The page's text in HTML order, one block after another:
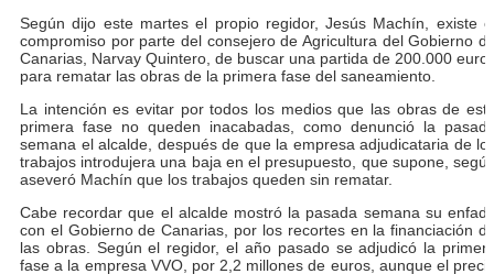
Según dijo este martes el propio regidor, Jesús Machín, existe
compromiso por parte del consejero de Agricultura del Gobierno
Canarias, Narvay Quintero, de buscar una partida de 200.000
para rematar las obras de la primera fase del saneamiento.
La intención es evitar por todos los medios que las obras de
primera fase no queden inacabadas, como denunció la
semana el alcalde, después de que la empresa adjudicataria de
trabajos introdujera una baja en el presupuesto, que supone,
aseveró Machín que los trabajos queden sin rematar.
Cabe recordar que el alcalde mostró la pasada semana su
con el Gobierno de Canarias, por los recortes en la financiación
las obras. Según el regidor, el año pasado se adjudicó la
fase a la empresa VVO, por 2,2 millones de euros, aunque el